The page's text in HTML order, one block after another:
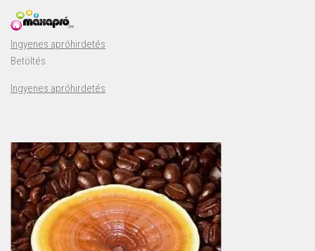
Ingyenes apróhirdetés
Betöltés
Ingyenes apróhirdetés